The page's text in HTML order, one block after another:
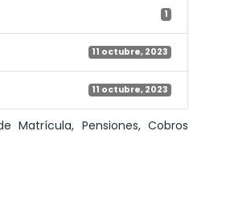
1
11 octubre, 2023
11 octubre, 2023
Matrícula, Pensiones, Cobros